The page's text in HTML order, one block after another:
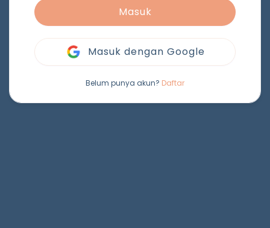
Masuk
Masuk dengan Google
Belum punya akun? Daftar